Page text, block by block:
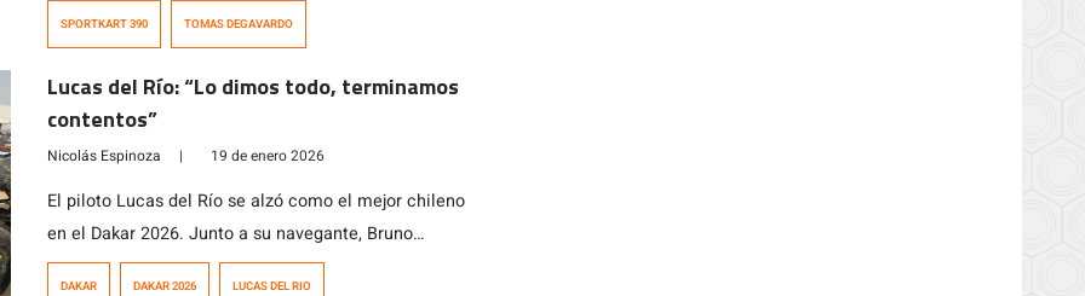
asistente del piloto nacional en el […]
SPORTKART 390 TOMAS DEGAVARDO
Lucas del Río: “Lo dimos todo, terminamos
contentos”
Nicolás Espinoza | 19 de enero 2026
El piloto Lucas del Río se alzó como el mejor chileno
en el Dakar 2026. Junto a su navegante, Bruno
Jacomy, culminó en la cuarta posición a 77 segundos
DAKAR DAKAR 2026 LUCAS DEL RIO